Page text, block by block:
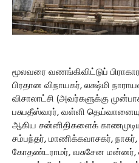
மூலவரை வணங்கிவிட்டுப்
பிரதான விநாயகர், லக்ஷ்மி
விசாலாட்சி (அவர்களுக்கு
பசுபதீஸ்வரர், வள்ளி
ஆகிய சன்னிதிகளைக்
சம்பந்தர், மாணிக்கவாசகர், நாகர்,
கோதண்டராமர், வசுசேன மன்னர்,